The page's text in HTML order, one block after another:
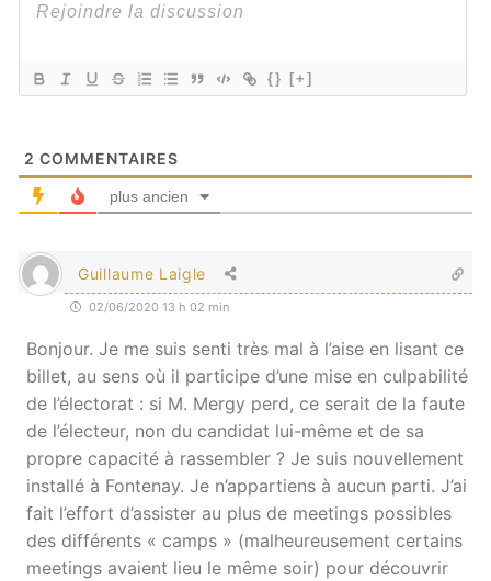
{} [+]
2 COMMENTAIRES
plus ancien
Guillaume Laigle
02/06/2020 13 h 02 min
Bonjour. Je me suis senti très mal à l’aise en lisant ce
billet, au sens où il participe d’une mise en culpabilité
de l’électorat : si M. Mergy perd, ce serait de la faute
de l’électeur, non du candidat lui-même et de sa
propre capacité à rassembler ? Je suis nouvellement
installé à Fontenay. Je n’appartiens à aucun parti. J’ai
fait l’effort d’assister au plus de meetings possibles
des différents « camps » (malheureusement certains
meetings avaient lieu le même soir) pour découvrir